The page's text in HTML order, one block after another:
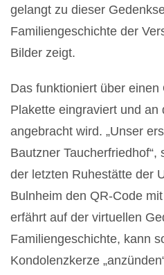
gelangt zu dieser
Familiengeschichte der
Bilder zeigt.
Das funktioniert über
Plakette eingraviert und an
angebracht wird. „Unser
Bautzner
der letzten Ruhestätte der
Bulnheim den QR-Code
erfährt auf der virtuellen
Familiengeschichte, kann
Kondolenzkerze